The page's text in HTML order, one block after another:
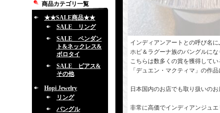
商品カテゴリ一覧
★★SALE商品★★
SALE リング
SALE ペンダン
ト&ネックレス&
ボロタイ
SALE ピアス&
その他
Hopi Jewelry
リング
バングル
インディアンアートとの呼び名
ホピ＆ラグーナ族のバングルにな
こちらは数多くの賞を獲得して
「デュエン・マクティマ」の作
日本国内のお店でも取り扱いの
非常に高価でインディアンジュ